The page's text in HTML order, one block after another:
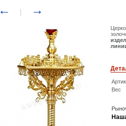
← →
Вес